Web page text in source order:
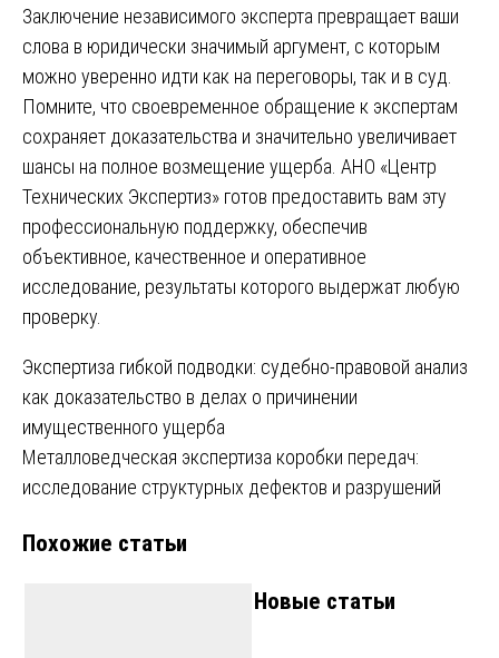
Заключение независимого эксперта превращает ваши
слова в юридически значимый аргумент, с которым
можно уверенно идти как на переговоры, так и в суд.
Помните, что своевременное обращение к экспертам
сохраняет доказательства и значительно увеличивает
шансы на полное возмещение ущерба. АНО «Центр
Технических Экспертиз» готов предоставить вам эту
профессиональную поддержку, обеспечив
объективное, качественное и оперативное
исследование, результаты которого выдержат любую
проверку.
Навигация
по
записям
Экспертиза гибкой подводки: судебно-правовой анализ
как доказательство в делах о причинении
имущественного ущерба
Металловедческая экспертиза коробки передач:
исследование структурных дефектов и разрушений
Похожие статьи
Новые статьи